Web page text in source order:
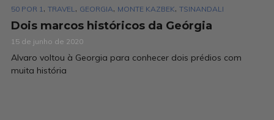
50 POR 1 , TRAVEL , GEORGIA, MONTE KAZBEK, TSINANDALI
Dois marcos históricos da Geórgia
15 de junho de 2020
Alvaro voltou à Georgia para conhecer dois prédios com
muita história